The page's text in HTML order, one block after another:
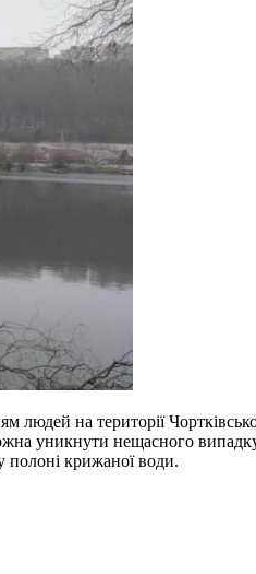
людей на території
уникнути нещасного
полоні крижаної води.